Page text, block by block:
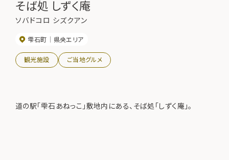
そば処 しずく庵
ソバドコロ シズクアン
雫石町 県央エリア
観光施設 ご当地グルメ
道の駅「雫石あねっこ」敷地内にある、そば処「しずく庵」。